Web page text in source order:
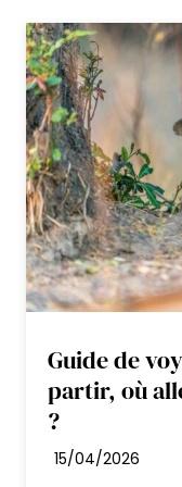
plaines,
Luangwa.
Nuit en
boissons
Painted
Situé
de la
offre une
Guide de
partir, où
?
15/04/2026